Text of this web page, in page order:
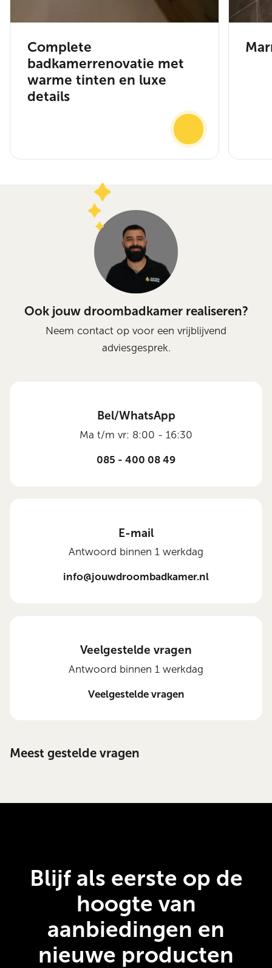
Complete
badkamerrenovatie met
warme tinten en luxe
details
Ook jouw droombadkamer realiseren?
Neem contact op voor een vrijblijvend
adviesgesprek.
Bel/WhatsApp
Ma t/m vr: 8:00 - 16:30
085 - 400 08 49
E-mail
Antwoord binnen 1 werkdag
info@jouwdroombadkamer.nl
Veelgestelde vragen
Antwoord binnen 1 werkdag
Veelgestelde vragen
Meest gestelde vragen
Blijf als eerste op de
hoogte van
aanbiedingen en
nieuwe producten